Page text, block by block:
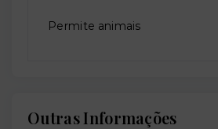
Permite animais
Outras Informações